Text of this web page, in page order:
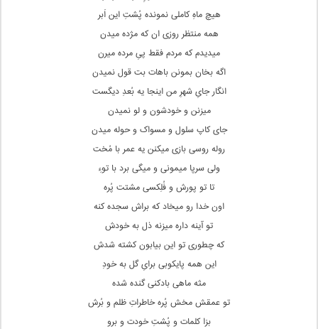
هیچ ماهِ کاملی نمونده پُشتِ این اَبر
همه منتظر روزی ان که مژده میدن
میدیدم که مردم فقط پیِ مرده میرن
اگه بخان بمونن باهات بت قول نمیدن
انگار جایِ شهرِ من اینجا یه بُعدِ دیگست
میزنن و خودشون و لو نمیدن
جای کاپ سلول و مسواک و حوله میدن
روله روسی بازی میکنن یه عمر با مُخت
ولی سرپا میمونی و میگی برد با توءِ
تا تو پورش و فُلِکسی مشتت پُره
اون خدا رو میخاد که براش سجده کنه
تو آینه داره میزنه ذل به خودش
که چطوری تو این بیابون کشته شدش
این همه پایکوبی برایِ گل به خودِ
مثه ماهی بادکنی گنده شده
تو عمقش مخش پُره خاطراتِ ظلم و بُرش
بزا کلمات و پُشتِ خودت و برو